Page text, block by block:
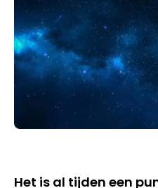
Het is al tijden een